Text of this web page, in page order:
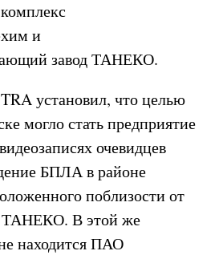
и
завод ТАНЕКО.
установил, что целью
могло стать предприятие
очевидцев
БПЛА в районе
поблизости от
В этой же
находится ПАО